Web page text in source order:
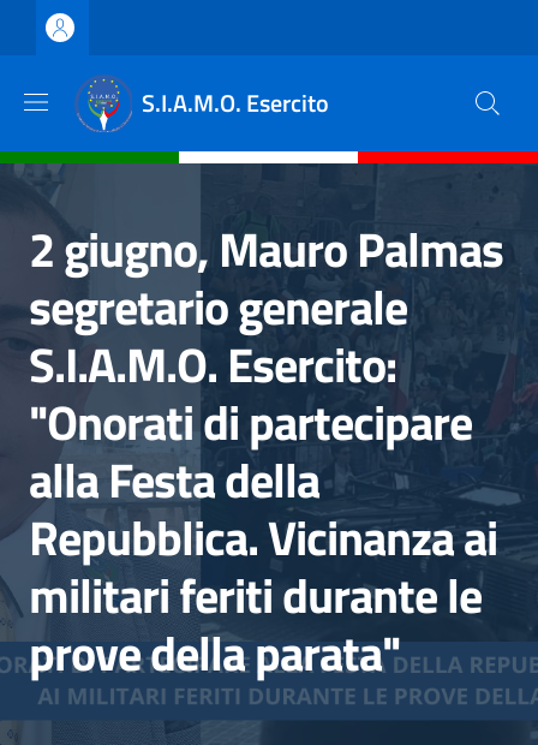
Salta al contenuto principale
Skip to footer content
S.I.A.M.O. Esercito
2 giugno, Mauro Palmas
segretario generale
S.I.A.M.O. Esercito:
"Onorati di partecipare
alla Festa della
Repubblica. Vicinanza ai
militari feriti durante le
prove della parata"